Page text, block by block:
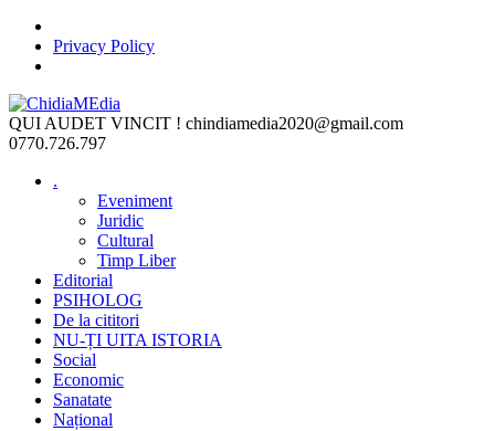
Privacy Policy
Skip
to
content
QUI AUDET VINCIT ! chindiamedia2020@gmail.com
0770.726.797
.
Eveniment
Juridic
Cultural
Timp Liber
Editorial
PSIHOLOG
De la cititori
NU-ȚI UITA ISTORIA
Social
Economic
Sanatate
Național